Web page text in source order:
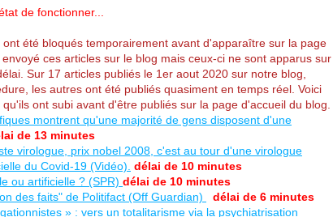
de fonctionner...
ont été bloqués temporairement avant d'apparaître sur la page
ces articles sur le blog mais ceux-ci ne sont apparus sur
Sur 17 articles publiés le 1er aout 2020 sur notre blog,
les autres ont été publiés quasiment en temps réel. Voici
ont subi avant d'être publiés sur la page d'accueil du blog.
montrent qu'une majorité de gens disposent d'une
de 13 minutes
virologue, prix nobel 2008, c'est au tour d'une virologue
du Covid-19 (Vidéo). délai de 10 minutes
ou artificielle ? (SPR) délai de 10 minutes
des faits" de Politifact (Off Guardian)
délai de 6 minutes
» : vers un totalitarisme via la psychiatrisation